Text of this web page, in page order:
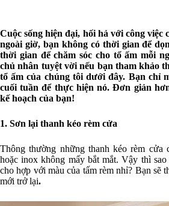
Cuộc sống hiện đại, hối hả với công việc
ngoài giờ, bạn không có thời gian để
thời gian để chăm sóc cho tổ ấm mỗi
chủ nhân tuyệt vời nếu bạn tham khảo
tổ ấm của chúng tôi dưới đây. Bạn chỉ
cuối tuần để thực hiện nó. Đơn giản
kế hoạch của bạn!
1. Sơn lại thanh kéo rèm cửa
Thông thường những thanh kéo rèm cửa
hoặc inox không mấy bắt mắt. Vậy thì
cho hợp với màu của tấm rèm nhỉ? Bạn sẽ
mới trở lại.